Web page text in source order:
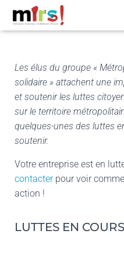
Les élus du groupe «
solidaire » attachent une
et soutenir les luttes
sur le territoire
quelques-unes des luttes
soutenir.
Votre entreprise est en
contacterpour voir
action !
LUTTES EN COURS